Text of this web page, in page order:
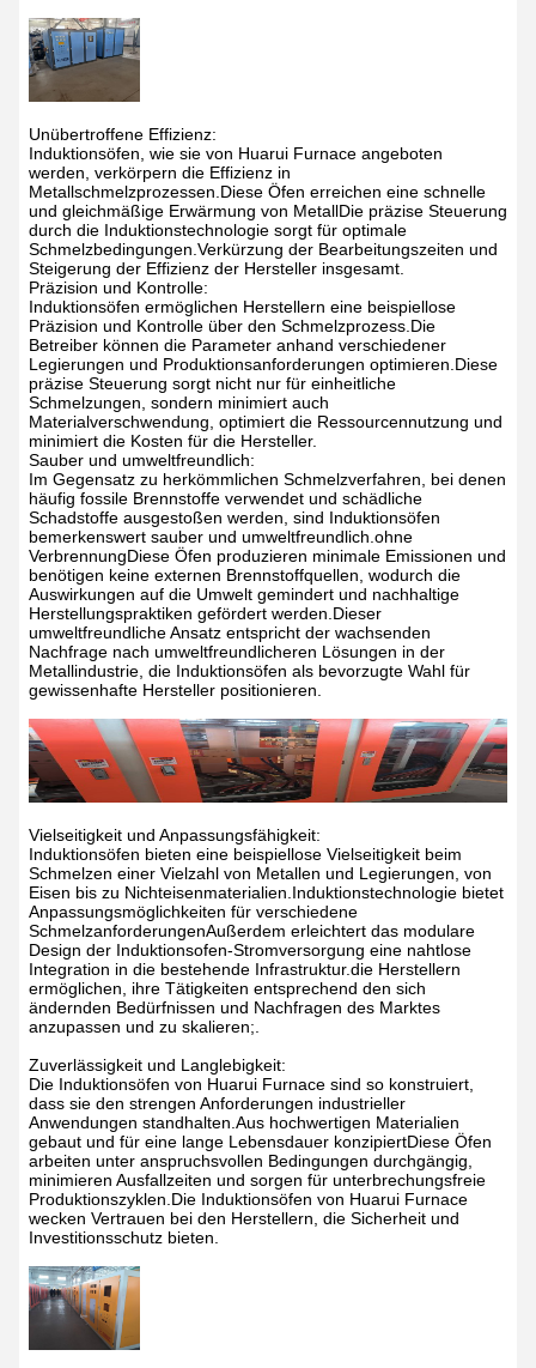
Unübertroffene Effizienz:
Induktionsöfen, wie sie von Huarui Furnace angeboten
werden, verkörpern die Effizienz in
Metallschmelzprozessen.Diese Öfen erreichen eine schnelle
und gleichmäßige Erwärmung von MetallDie präzise Steuerung
durch die Induktionstechnologie sorgt für optimale
Schmelzbedingungen.Verkürzung der Bearbeitungszeiten und
Steigerung der Effizienz der Hersteller insgesamt.
Präzision und Kontrolle:
Induktionsöfen ermöglichen Herstellern eine beispiellose
Präzision und Kontrolle über den Schmelzprozess.Die
Betreiber können die Parameter anhand verschiedener
Legierungen und Produktionsanforderungen optimieren.Diese
präzise Steuerung sorgt nicht nur für einheitliche
Schmelzungen, sondern minimiert auch
Materialverschwendung, optimiert die Ressourcennutzung und
minimiert die Kosten für die Hersteller.
Sauber und umweltfreundlich:
Im Gegensatz zu herkömmlichen Schmelzverfahren, bei denen
häufig fossile Brennstoffe verwendet und schädliche
Schadstoffe ausgestoßen werden, sind Induktionsöfen
bemerkenswert sauber und umweltfreundlich.ohne
VerbrennungDiese Öfen produzieren minimale Emissionen und
benötigen keine externen Brennstoffquellen, wodurch die
Auswirkungen auf die Umwelt gemindert und nachhaltige
Herstellungspraktiken gefördert werden.Dieser
umweltfreundliche Ansatz entspricht der wachsenden
Nachfrage nach umweltfreundlicheren Lösungen in der
Metallindustrie, die Induktionsöfen als bevorzugte Wahl für
gewissenhafte Hersteller positionieren.
Vielseitigkeit und Anpassungsfähigkeit:
Induktionsöfen bieten eine beispiellose Vielseitigkeit beim
Schmelzen einer Vielzahl von Metallen und Legierungen, von
Eisen bis zu Nichteisenmaterialien.Induktionstechnologie bietet
Anpassungsmöglichkeiten für verschiedene
SchmelzanforderungenAußerdem erleichtert das modulare
Design der Induktionsofen-Stromversorgung eine nahtlose
Integration in die bestehende Infrastruktur.die Herstellern
ermöglichen, ihre Tätigkeiten entsprechend den sich
ändernden Bedürfnissen und Nachfragen des Marktes
anzupassen und zu skalieren;.
Zuverlässigkeit und Langlebigkeit:
Die Induktionsöfen von Huarui Furnace sind so konstruiert,
dass sie den strengen Anforderungen industrieller
Anwendungen standhalten.Aus hochwertigen Materialien
gebaut und für eine lange Lebensdauer konzipiertDiese Öfen
arbeiten unter anspruchsvollen Bedingungen durchgängig,
minimieren Ausfallzeiten und sorgen für unterbrechungsfreie
Produktionszyklen.Die Induktionsöfen von Huarui Furnace
wecken Vertrauen bei den Herstellern, die Sicherheit und
Investitionsschutz bieten.